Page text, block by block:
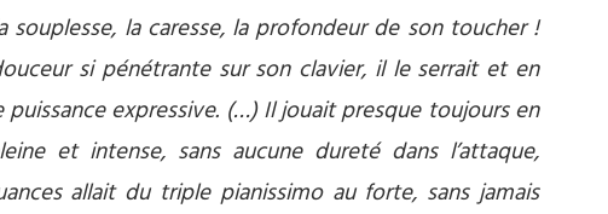
souplesse, la caresse, la profondeur de son toucher !
si pénétrante sur son clavier, il le serrait et en
expressive. (…) Il jouait presque toujours en
et intense, sans aucune dureté dans l’attaque,
allait du triple pianissimo au forte, sans jamais